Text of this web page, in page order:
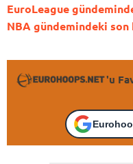
EuroLeague
NBA gündemindeki son
'u